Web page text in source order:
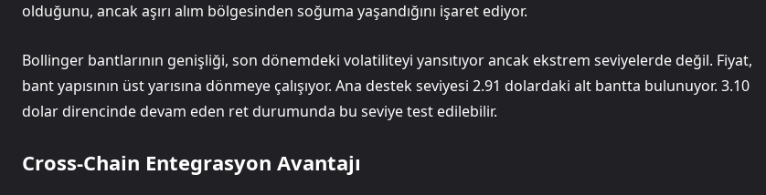
olduğunu, ancak aşırı alım bölgesinden soğuma yaşandığını işaret ediyor.
Bollinger bantlarının genişliği, son dönemdeki volatiliteyi yansıtıyor ancak ekstrem seviyelerde değil. Fiyat,
bant yapısının üst yarısına dönmeye çalışıyor. Ana destek seviyesi 2.91 dolardaki alt bantta bulunuyor. 3.10
dolar direncinde devam eden ret durumunda bu seviye test edilebilir.
Cross-Chain Entegrasyon Avantajı